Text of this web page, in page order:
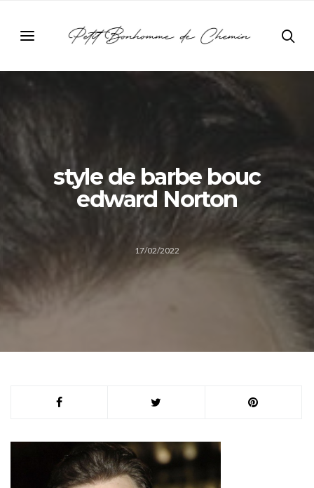
style de barbe bouc
edward Norton
17/02/2022